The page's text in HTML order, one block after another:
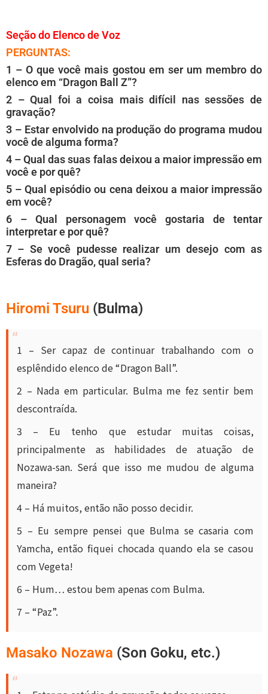
Seção do Elenco de Voz
PERGUNTAS:
1 – O que você mais gostou em ser um membro do
elenco em “Dragon Ball Z”?
2 – Qual foi a coisa mais difícil nas sessões de
gravação?
3 – Estar envolvido na produção do programa mudou
você de alguma forma?
4 – Qual das suas falas deixou a maior impressão em
você e por quê?
5 – Qual episódio ou cena deixou a maior impressão
em você?
6 – Qual personagem você gostaria de tentar
interpretar e por quê?
7 – Se você pudesse realizar um desejo com as
Esferas do Dragão, qual seria?
Hiromi Tsuru (Bulma)
1 – Ser capaz de continuar trabalhando com o
esplêndido elenco de “Dragon Ball”.
2 – Nada em particular. Bulma me fez sentir bem
descontraída.
3 – Eu tenho que estudar muitas coisas,
principalmente as habilidades de atuação de
Nozawa-san. Será que isso me mudou de alguma
maneira?
4 – Há muitos, então não posso decidir.
5 – Eu sempre pensei que Bulma se casaria com
Yamcha, então fiquei chocada quando ela se casou
com Vegeta!
6 – Hum… estou bem apenas com Bulma.
7 – “Paz”.
Masako Nozawa (Son Goku, etc.)